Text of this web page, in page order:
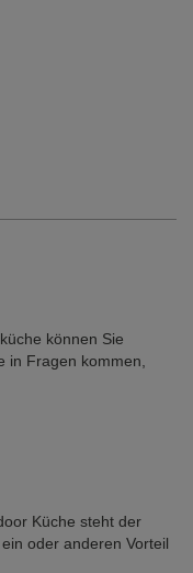
können Sie
in Fragen kommen,
Küche steht der
oder anderen Vorteil